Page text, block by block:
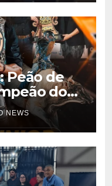
Peão de
do
Ditado
NEWS